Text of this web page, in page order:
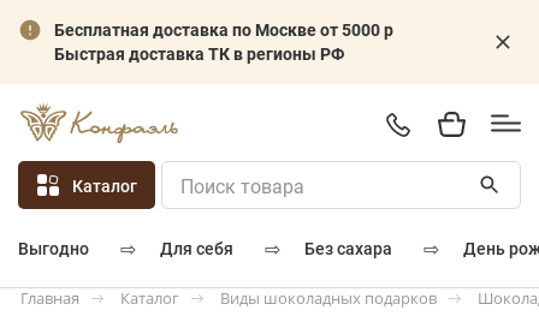
Бесплатная доставка по Москве от 5000 р
Быстрая доставка ТК в регионы РФ
Каталог
выгодно ⇨ для себя ⇨ без сахара ⇨ день
Главная Каталог Виды шоколадных подарков